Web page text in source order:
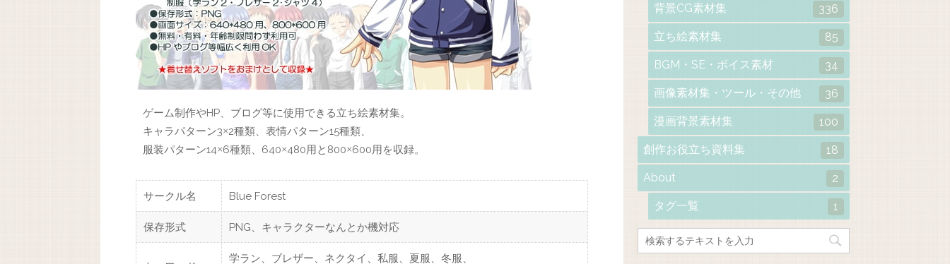
ゲーム制作やHP、ブログ等に使用できる立ち絵素材集。
キャラパターン3×2種類、表情パターン15種類、
服装パターン14×6種類、640×480用と800×600用を収録。
サークル名 Blue Forest
保存形式 PNG、キャラクターなんとか機対応
学ラン、ブレザー、ネクタイ、私服、夏服、冬服、
背景CG素材集 336
立ち絵素材集 85
BGM・SE・ボイス素材 34
画像素材集・ツール・その他 36
漫画背景素材集 100
創作お役立ち資料集 18
About 2
タグ一覧 1